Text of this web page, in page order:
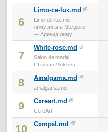
6
Limo-de-lux.md
Limo-de-lux.md
лимузины в Молдове
— Аренда лиму...
7
White-rose.md
Salon de mariaj
Chisinau Moldova
8 Amalgama.md
amalgama.md
9 Coreart.md
CoreArt
10 Compal.md